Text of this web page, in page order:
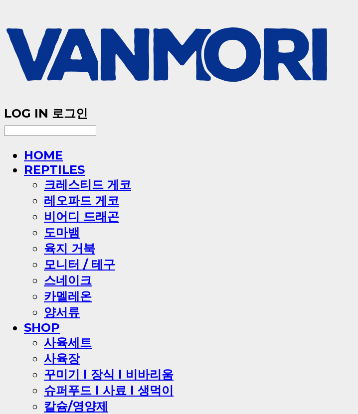
LOG IN 로그인
HOME
REPTILES
크레스티드 게코
레오파드 게코
비어디 드래곤
도마뱀
육지 거북
모니터 / 테구
스네이크
카멜레온
양서류
SHOP
사육세트
사육장
꾸미기 l 장식 l 비바리움
슈퍼푸드 l 사료 l 생먹이
칼슘/영양제